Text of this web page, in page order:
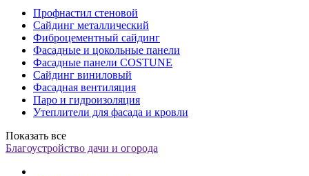
Профнастил стеновой
Сайдинг металлический
Фиброцементный сайдинг
Фасадные и цокольные панели
Фасадные панели COSTUNE
Сайдинг виниловый
Фасадная вентиляция
Паро и гидроизоляция
Утеплители для фасада и кровли
Показать все
Благоустройство дачи и огорода